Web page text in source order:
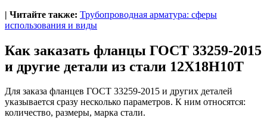
| Читайте также: Трубопроводная арматура: сферы
использования и виды
Как заказать фланцы ГОСТ 33259-2015
и другие детали из стали 12Х18Н10Т
Для заказа фланцев ГОСТ 33259-2015 и других деталей
указывается сразу несколько параметров. К ним относятся:
количество, размеры, марка стали.